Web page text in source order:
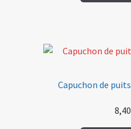
Capuchon de
8,40